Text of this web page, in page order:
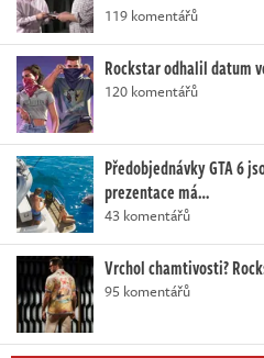
119 komentářů
Rockstar odhalil datum
120 komentářů
Předobjednávky GTA 6
prezentace má…
43 komentářů
Vrchol chamtivosti?
95 komentářů